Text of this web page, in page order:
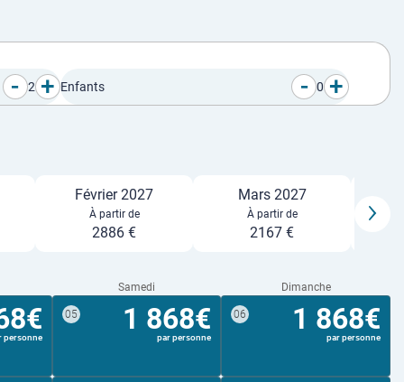
- 2 + Enfants - 0 +
Février 2027
À partir de
2886 €
Mars 2027
À partir de
2167 €
Samedi Dimanche
personne
05 1 868€
par personne
06 1 868€
par personne